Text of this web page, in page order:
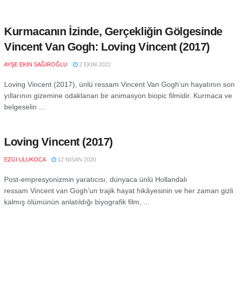
Kurmacanın İzinde, Gerçekliğin Gölgesinde
Vincent Van Gogh: Loving Vincent (2017)
AYŞE EKIN SAĞIROĞLU 2 EKIM 2022
Loving Vincent (2017), ünlü ressam Vincent Van Gogh’un hayatının son
yıllarının gizemine odaklanan bir animasyon biopic filmidir. Kurmaca ve
belgeselin ...
Loving Vincent (2017)
EZGI ULUKOCA 12 NISAN 2020
Post-empresyonizmin yaratıcısı, dünyaca ünlü Hollandalı
ressam Vincent van Gogh’un trajik hayat hikâyesinin ve her zaman gizli
kalmış ölümünün anlatıldığı biyografik film, ...